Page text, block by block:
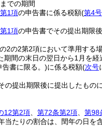
での期間
1項の申告書に係る税額(第4号
1項の申告書でその提出期限
2の2第2項において準用する
間の末日の翌日から1月を経
書に限る。)に係る税額(次号
の提出期限後に提出したも
12第2項 第72条第2項 第98
たりの割合は、閏年の日を